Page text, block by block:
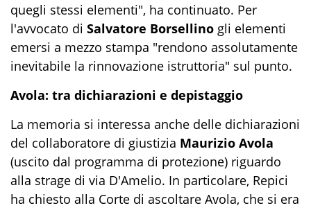
quegli stessi elementi", ha continuato. Per
l'avvocato di Salvatore Borsellino gli elementi
emersi a mezzo stampa "rendono assolutamente
inevitabile la rinnovazione istruttoria" sul punto.
Avola: tra dichiarazioni e depistaggio
La memoria si interessa anche delle dichiarazioni
del collaboratore di giustizia Maurizio Avola
(uscito dal programma di protezione) riguardo
alla strage di via D'Amelio. In particolare, Repici
ha chiesto alla Corte di ascoltare Avola, che si era